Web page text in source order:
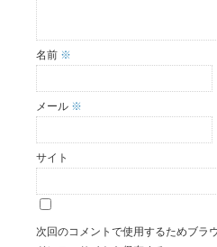
名前 ※
メール ※
サイト
次回のコメントで使用するためブラ